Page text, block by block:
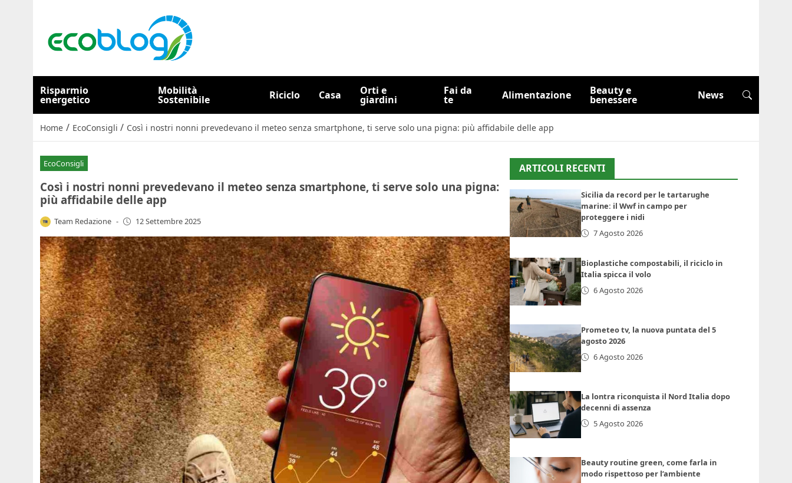
Risparmio
energetico
Mobilità
Sostenibile Riciclo Casa Orti e
giardini
Fai da
te Alimentazione Beauty e
benessere News
Home / EcoConsigli / Così i nostri nonni prevedevano il meteo senza smartphone, ti serve solo una pigna: più affidabile delle app
EcoConsigli
Così i nostri nonni prevedevano il meteo senza smartphone, ti serve solo una pigna:
più affidabile delle app
Team Redazione - 12 Settembre 2025
ARTICOLI RECENTI
Sicilia da record per le tartarughe
marine: il Wwf in campo per
proteggere i nidi
7 Agosto 2026
Bioplastiche compostabili, il riciclo in
Italia spicca il volo
6 Agosto 2026
Prometeo tv, la nuova puntata del 5
agosto 2026
6 Agosto 2026
La lontra riconquista il Nord Italia dopo
decenni di assenza
5 Agosto 2026
Beauty routine green, come farla in
modo rispettoso per l’ambiente